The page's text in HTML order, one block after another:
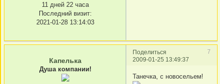
11 дней 22 часа
Последний визит:
2021-01-28 13:14:03
Поделиться
7
2009-01-25 13:49:37
Капелька
Душа компании!
Танечка, с новосельем!